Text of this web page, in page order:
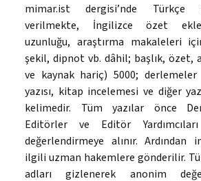
mimar.ist dergisi’nde Türkçe
verilmekte, İngilizce özet
uzunluğu, araştırma makaleleri
şekil, dipnot vb. dâhil; başlık, özet,
ve kaynak hariç) 5000;
yazısı, kitap incelemesi ve diğer
kelimedir. Tüm yazılar önce
Editörler ve Editör
değerlendirmeye alınır. Ardından
ilgili uzman hakemlere gönderilir.
adları gizlenerek anonim